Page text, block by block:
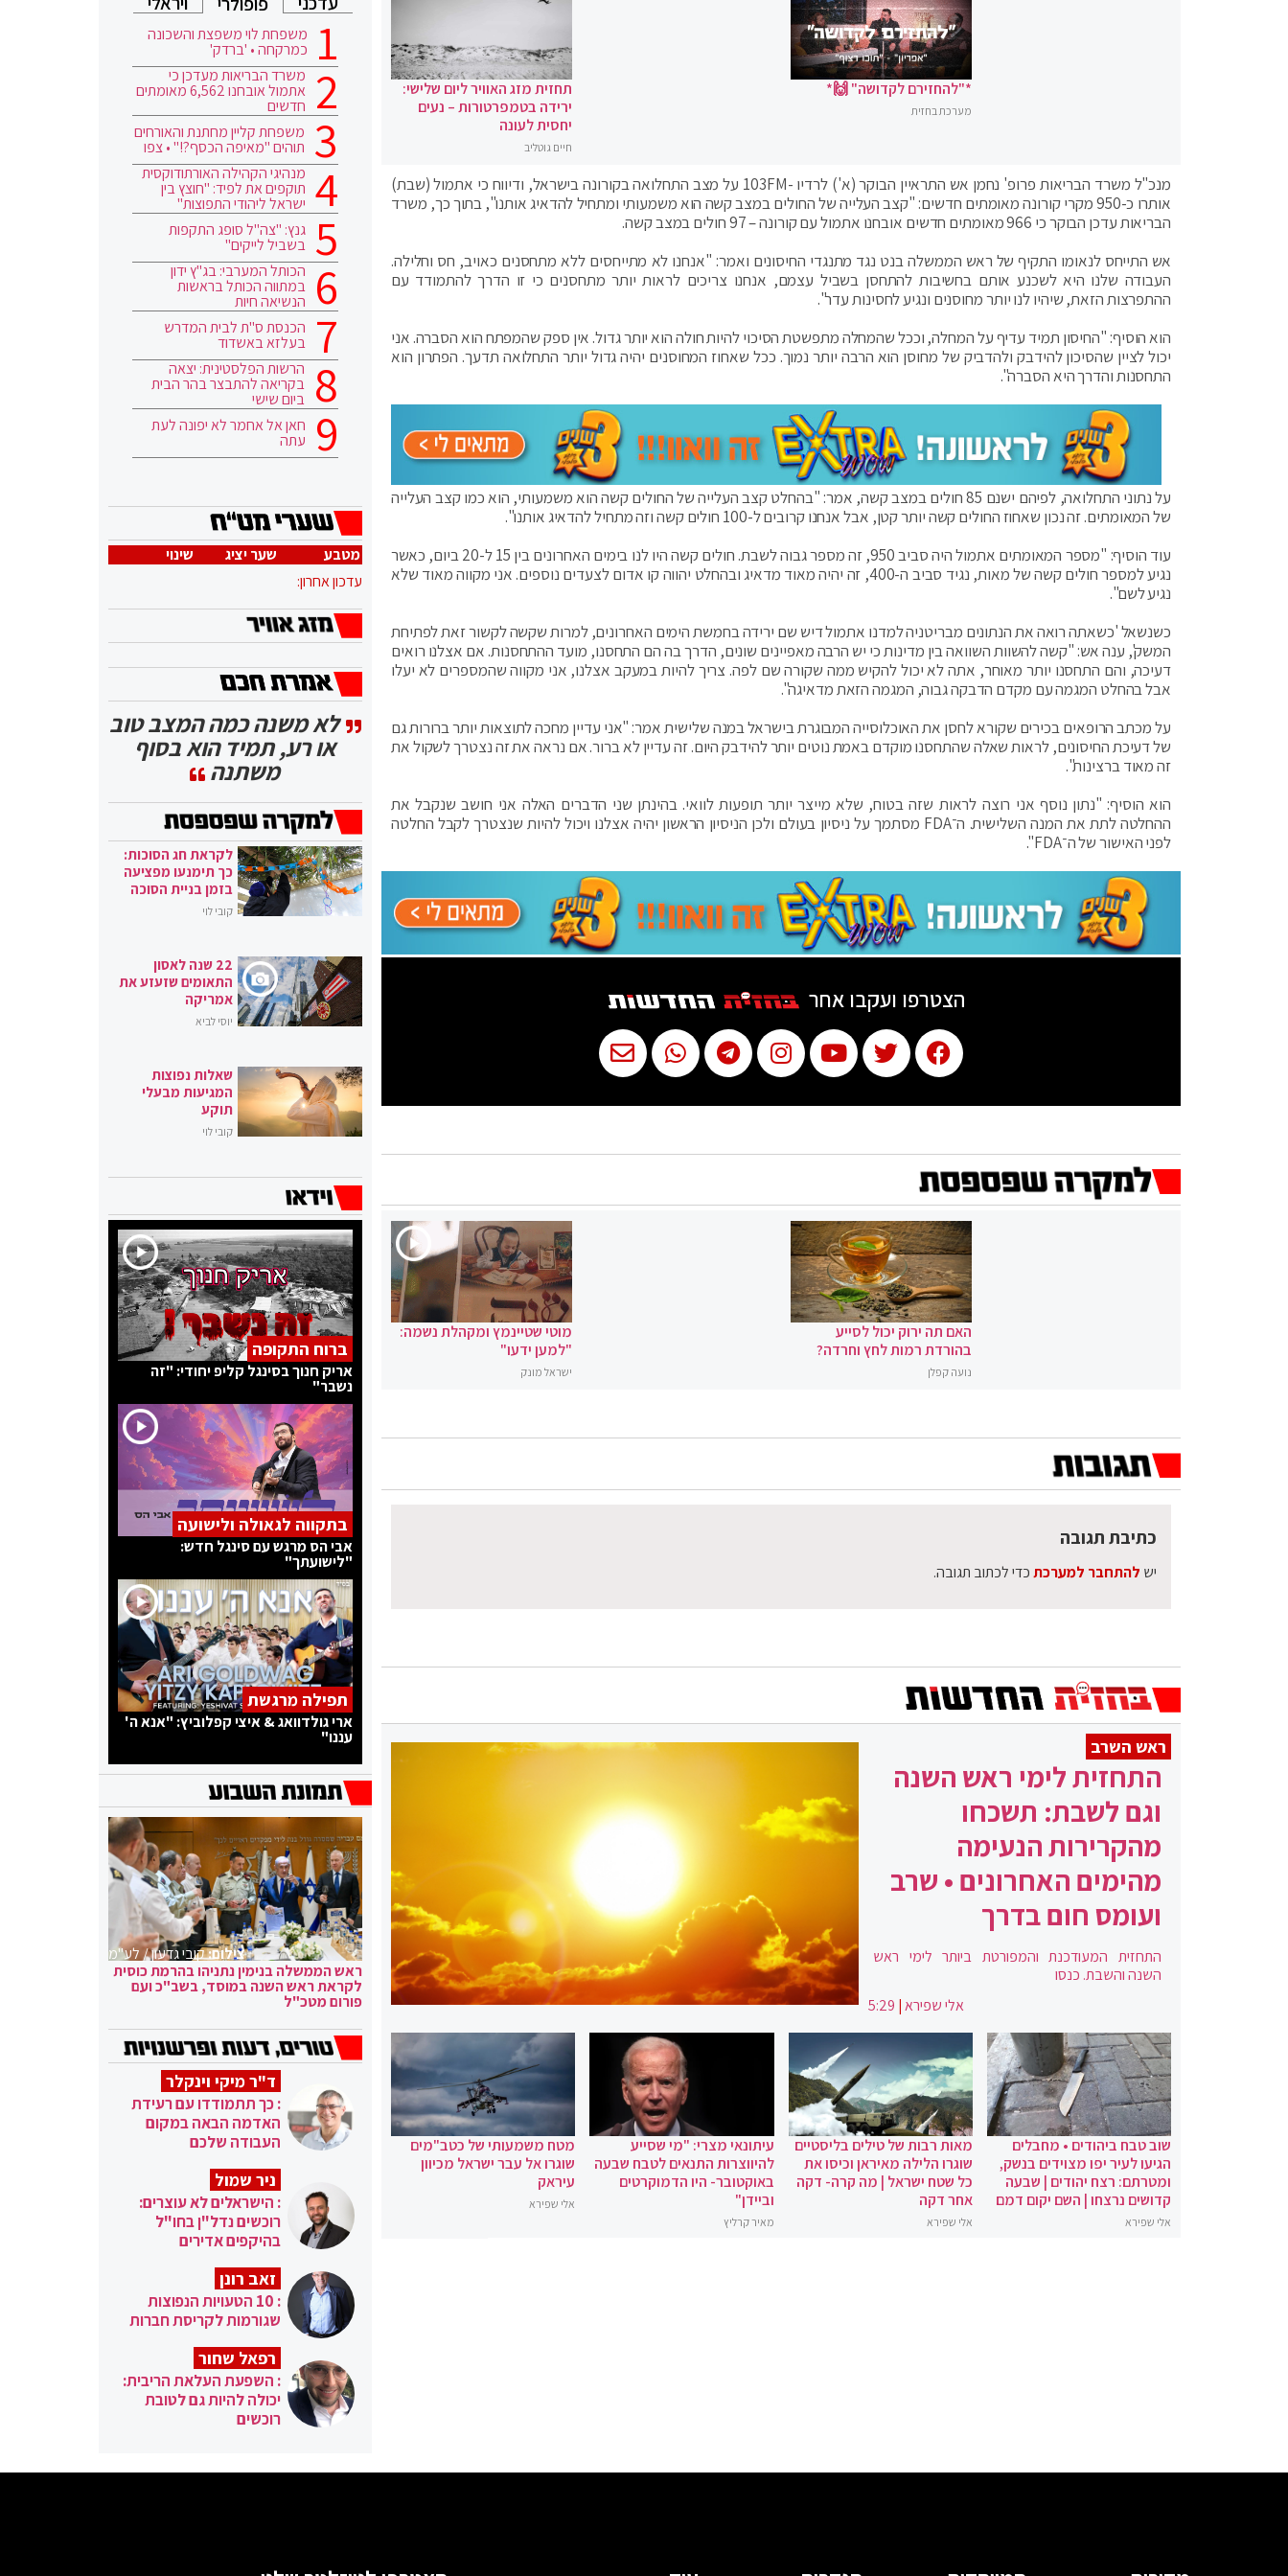
*"להחזירם לקדושה" 🙌*
מערכת בחזית
תחזית מזג האוויר ליום שלישי:
ירידה בטמפרטורות – נעים
יחסית לעונה
חיים גוטליב
מנכ"ל משרד הבריאות פרופ' נחמן אש התראיין הבוקר (א') לרדיו -103FM על מצב התחלואה בקורונה בישראל, ודיווח כי אתמול (שבת)
אותרו כ-950 מקרי קורונה מאומתים חדשים: "קצב העלייה של החולים במצב קשה הוא משמעותי ומתחיל להדאיג אותנו", בתוך כך, משרד
הבריאות עדכן הבוקר כי 966 מאומתים חדשים אובחנו אתמול עם קורונה – 97 חולים במצב קשה.
אש התייחס לנאומו התקיף של ראש הממשלה בנט נגד מתנגדי החיסונים ואמר: "אנחנו לא מתייחסים ללא מתחסנים כאויב, חס וחלילה.
העבודה שלנו היא לשכנע אותם בחשיבות להתחסן בשביל עצמם, אנחנו צריכים לראות יותר מתחסנים כי זו הדרך להתמודד עם
ההתפרצות הזאת, שיהיו לנו יותר מחוסנים ונגיע לחסינות עדר".
הוא הוסיף: "החיסון תמיד עדיף על המחלה, וככל שהמחלה מתפשטת הסיכוי להיות חולה הוא יותר גדול. אין ספק שהמפתח הוא הסברה. אני
יכול לציין שהסיכון להידבק ולהדביק של מחוסן הוא הרבה יותר נמוך. ככל שאחוז המחוסנים יהיה גדול יותר התחלואה תדעך. הפתרון הוא
התחסנות והדרך היא הסברה".
על נתוני התחלואה, לפיהם ישנם 85 חולים במצב קשה, אמר: "בהחלט קצב העלייה של החולים קשה הוא משמעותי, הוא כמו קצב העלייה
של המאומתים. זה נכון שאחוז החולים קשה יותר קטן, אבל אנחנו קרובים ל-100 חולים קשה וזה מתחיל להדאיג אותנו".
עוד הוסיף: "מספר המאומתים אתמול היה סביב 950, זה מספר גבוה לשבת. חולים קשה היו לנו בימים האחרונים בין 15 ל-20 ביום, כאשר
נגיע למספר חולים קשה של מאות, נגיד סביב ה-400, זה יהיה מאוד מדאיג ובהחלט יהווה קו אדום לצעדים נוספים. אני מקווה מאוד שלא
נגיע לשם".
כשנשאל 'כשאתה רואה את הנתונים מבריטניה למדנו אתמול דיש שם ירידה בחמשת הימים האחרונים, למרות שקשה לקשור זאת לפתיחת
המשק', ענה אש: "קשה להשוות השוואה בין מדינות כי יש הרבה מאפיינים שונים, הדרך בה הם התחסנו, מועד ההתחסנות. אם אצלנו רואים
דעיכה, והם התחסנו יותר מאוחר, אתה לא יכול להקיש ממה שקורה שם לפה. צריך להיות במעקב אצלנו, אני מקווה שהמספרים לא יעלו
אבל בהחלט המגמה עם מקדם הדבקה גבוה, המגמה הזאת מדאיגה".
על מכתב הרופאים בכירים שקורא לחסן את האוכלוסייה המבוגרת בישראל במנה שלישית אמר: "אני עדיין מחכה לתוצאות יותר ברורות גם
של דעיכת החיסונים, לראות שאלה שהתחסנו מוקדם באמת נוטים יותר להידבק היום. זה עדיין לא ברור. אם נראה את זה נצטרך לשקול את
זה מאוד ברצינות".
הוא הוסיף: "נתון נוסף אני רוצה לראות שזה בטוח, שלא מייצר יותר תופעות לוואי. בהינתן שני הדברים האלה אני חושב שנקבל את
ההחלטה לתת את המנה השלישית. ה־FDA מסתמך על ניסיון בעולם ולכן הניסיון הראשון יהיה אצלנו ויכול להיות שנצטרך לקבל החלטה
לפני האישור של ה־FDA".
הצטרפו ועקבו אחר
האם תה ירוק יכול לסייע
בהורדת רמות לחץ וחרדה?
נועה קפלן
מוטי שטיינמץ ומקהלת נשמה:
"למען ידעו"
ישראל מונק
כתיבת תגובה
יש להתחבר למערכתכדי לכתוב תגובה.
ראש השרב
התחזית לימי ראש השנה
וגם לשבת: תשכחו
מהקרירות הנעימה
מהימים האחרונים • שרב
ועומס חום בדרך
התחזית המעודכנת והמפורטת ביותר לימי ראש
השנה והשבת. כנסו
אלי שפירא|
5:29
שוב טבח ביהודים • מחבלים
הגיעו לעיר יפו מצוידים בנשק,
ומטרתם: רצח יהודים | שבעה
קדושים נרצחו | השם יקום דמם
אלי שפירא
מאות רבות של טילים בליסטיים
שוגרו הלילה מאיראן וכיסו את
כל שטח ישראל | מה קרה- דקה
אחר דקה
אלי שפירא
עיתונאי מצרי: "מי שסייע
להיווצרות התנאים לטבח שבעה
באוקטובר- היו הדמוקרטים
וביידן"
מאיר קרליץ
מטח משמעותי של כטב"מים
שוגרו אל עבר ישראל מכיוון
עיראק
אלי שפירא
משפחת לוי משפצת והשכונה
כמרקחה • 'ברדק'
משרד הבריאות מעדכן כי
אתמול אובחנו 6,562 מאומתים
חדשים
משפחת קליין מחתנת והאורחים
תוהים "מאיפה הכסף?!" • צפו
מנהיגי הקהילה האורתודוקסית
תוקפים את לפיד: "חוצץ בין
ישראל ליהודי התפוצות"
גנץ: "צה"ל סופג התקפות
בשביל לייקים"
הכותל המערבי: בג"ץ ידון
במתווה הכותל בראשות
הנשיאה חיות
הכנסת ס"ת לבית המדרש
בעלזא באשדוד
הרשות הפלסטינית: יצאה
בקריאה להתבצר בהר הבית
ביום שישי
חאן אל אחמר לא יפונה לעת
עתה
מטבע שער יציג
שינוי
עדכון אחרון:
לא משנה כמה המצב טוב
או רע, תמיד הוא בסוף
משתנה
לקראת חג הסוכות:
כך תימנעו מפציעה
בזמן בניית הסוכה
קובי לוי
22 שנה לאסון
התאומים שזעזע את
אמריקה
יוסי לביא
שאלות נפוצות
המגיעות מבעלי
תוקע
קובי לוי
ברוח התקופה
אריק חנוך בסינגל קליפ יחודי: "זה
נשבר"
בתקווה לגאולה ולישועה
אבי הס מרגש עם סינגל חדש:
"לישועתך"
תפילה מרגשת
ארי גולדוואג & איצי קפלוביץ: "אנא ה'
עננו"
צילום:קובי גדעון / לע"מ
ראש הממשלה בנימין נתניהו בהרמת כוסית
לקראת ראש השנה במוסד, בשב"כ ועם
פורום מטכ"ל
ד"ר מיקי וינקלר
: כך תתמודדו עם רעידת
האדמה הבאה במקום
העבודה שלכם
ניר שמול
: הישראלים לא עוצרים:
רוכשים נדל"ן בחו"ל
בהיקפים אדירים
זאב רונן
: 10 הטעויות הנפוצות
שגורמות לקריסת חברות
רפאל שחור
: השפעת העלאת הריבית:
יכולה להיות גם לטובת
רוכשים